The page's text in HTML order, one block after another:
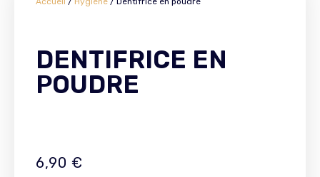
DENTIFRICE EN
POUDRE
6,90 €